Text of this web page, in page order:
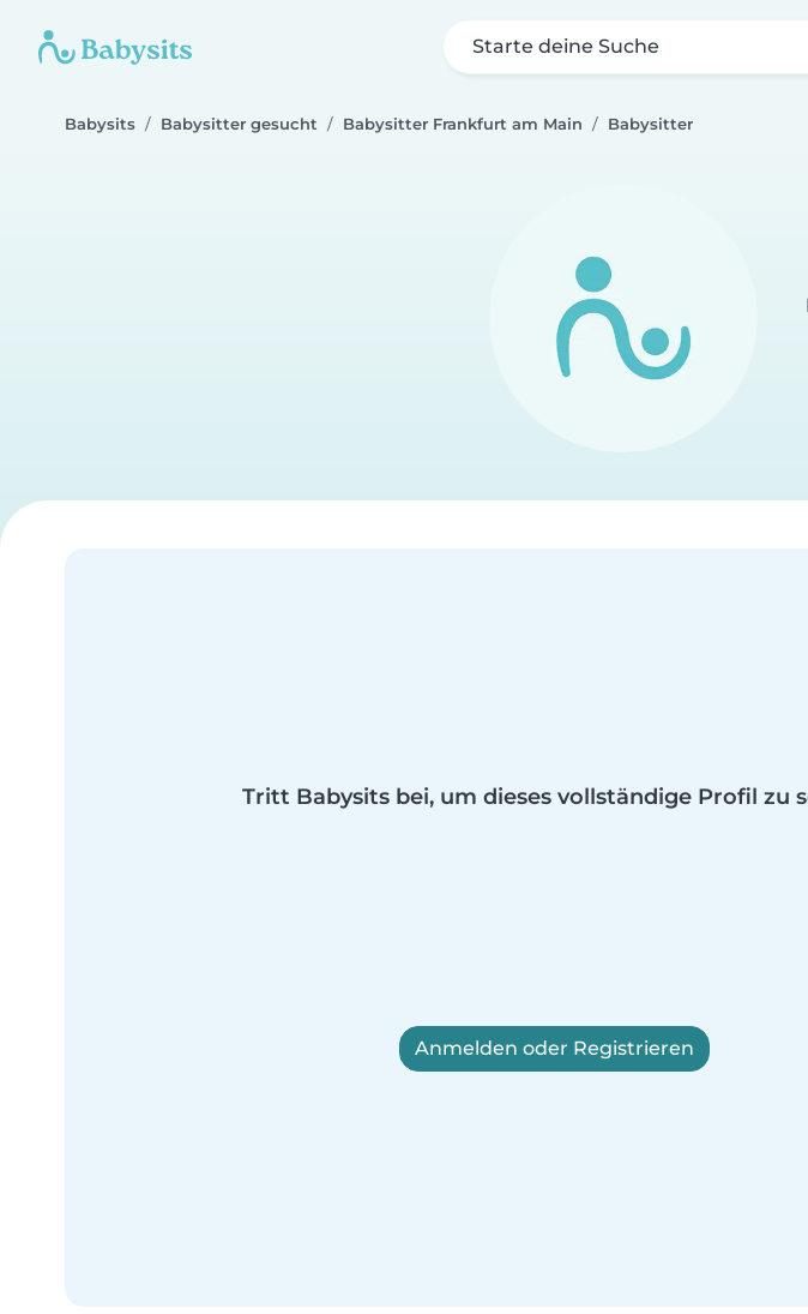
Starte deine Suche
Babysits Babysitter gesucht Babysitter Frankfurt am Main Babysitter
Tritt Babysits bei, um dieses vollständige Profil zu
Anmelden oder Registrieren